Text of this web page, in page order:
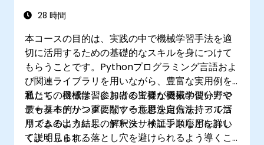
28 時間
本コースの目的は、実践の中で機械学習手法を適
切に活用するための基礎的なスキルを身につけて
もらうことです。Pythonプログラミング言語およ
び関連ライブラリを用いながら、豊富な実用例を
通じて、機械学習における主要な要素の使い方や
データモデリングに関する意思決定方法、アルゴ
リズムの出力結果の解釈法、検証手順などを詳し
く説明します。
私たちの目標は、参加者の皆様が機械学習分野で
最も基本的かつ重要なツール群を自信を持って活
用できるようにし、データサイエンス応用におい
てよく見られる落とし穴を避けられるよう導くこ